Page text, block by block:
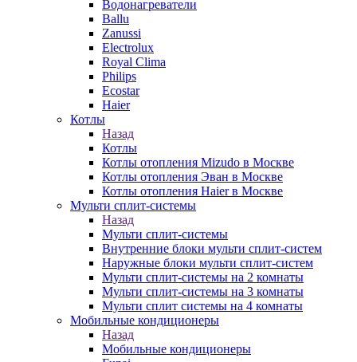
Водонагреватели
Ballu
Zanussi
Electrolux
Royal Clima
Philips
Ecostar
Haier
Котлы
Назад
Котлы
Котлы отопления Mizudo в Москве
Котлы отопления Эван в Москве
Котлы отопления Haier в Москве
Мульти сплит-системы
Назад
Мульти сплит-системы
Внутренние блоки мульти сплит-систем
Наружные блоки мульти сплит-систем
Мульти сплит-системы на 2 комнаты
Мульти сплит-системы на 3 комнаты
Мульти сплит системы на 4 комнаты
Мобильные кондиционеры
Назад
Мобильные кондиционеры